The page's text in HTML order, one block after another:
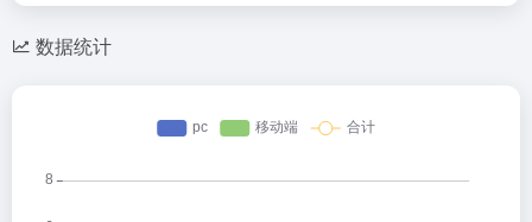
数据统计